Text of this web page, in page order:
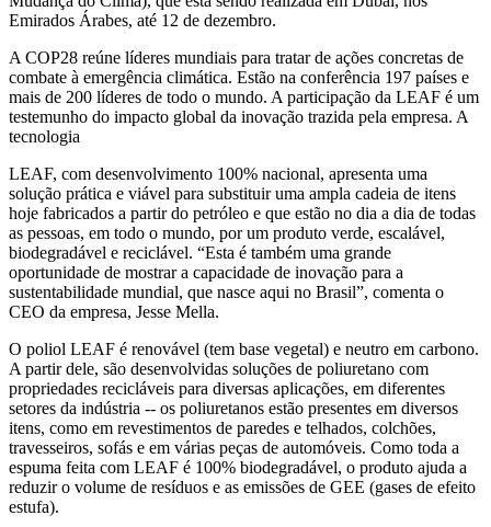
Emirados Árabes, até 12 de dezembro.
A COP28 reúne líderes mundiais para tratar de ações concretas de
combate à emergência climática. Estão na conferência 197 países e
mais de 200 líderes de todo o mundo. A participação da LEAF é um
testemunho do impacto global da inovação trazida pela empresa. A
tecnologia
LEAF, com desenvolvimento 100% nacional, apresenta uma
solução prática e viável para substituir uma ampla cadeia de itens
hoje fabricados a partir do petróleo e que estão no dia a dia de todas
as pessoas, em todo o mundo, por um produto verde, escalável,
biodegradável e reciclável. “Esta é também uma grande
oportunidade de mostrar a capacidade de inovação para a
sustentabilidade mundial, que nasce aqui no Brasil”, comenta o
CEO da empresa, Jesse Mella.
O poliol LEAF é renovável (tem base vegetal) e neutro em carbono.
A partir dele, são desenvolvidas soluções de poliuretano com
propriedades recicláveis para diversas aplicações, em diferentes
setores da indústria -- os poliuretanos estão presentes em diversos
itens, como em revestimentos de paredes e telhados, colchões,
travesseiros, sofás e em várias peças de automóveis. Como toda a
espuma feita com LEAF é 100% biodegradável, o produto ajuda a
reduzir o volume de resíduos e as emissões de GEE (gases de efeito
estufa).